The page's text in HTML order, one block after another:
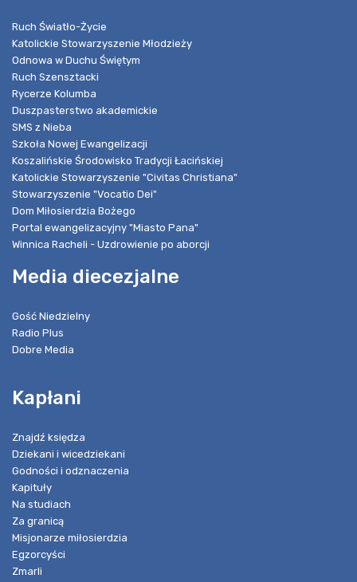
Ruch Światło-Życie
Katolickie Stowarzyszenie Młodzieży
Odnowa w Duchu Świętym
Ruch Szensztacki
Rycerze Kolumba
Duszpasterstwo akademickie
SMS z Nieba
Szkoła Nowej Ewangelizacji
Koszalińskie Środowisko Tradycji Łacińskiej
Katolickie Stowarzyszenie "Civitas Christiana"
Stowarzyszenie "Vocatio Dei"
Dom Miłosierdzia Bożego
Portal ewangelizacyjny "Miasto Pana"
Winnica Racheli - Uzdrowienie po aborcji
Media diecezjalne
Gość Niedzielny
Radio Plus
Dobre Media
Kapłani
Znajdź księdza
Dziekani i wicedziekani
Godności i odznaczenia
Kapituły
Na studiach
Za granicą
Misjonarze miłosierdzia
Egzorcyści
Zmarli